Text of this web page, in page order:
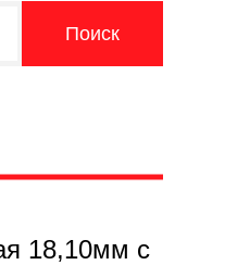
18,10мм с